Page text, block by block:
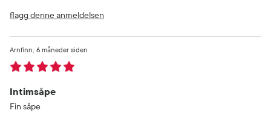
flagg denne anmeldelsen
Intimsåpe
6 måneder siden
Arnfinn
Fin såpe